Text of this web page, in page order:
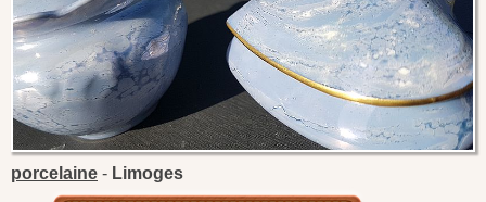
porcelaine - Limoges